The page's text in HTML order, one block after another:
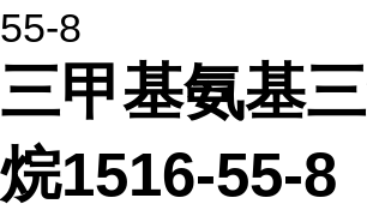
55-8
三甲基氨基
烷1516-55-8